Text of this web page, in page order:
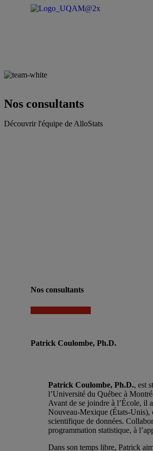
Nos consultants
Découvrir l'équipe de AlloStats
Nos consultants
Patrick Coulombe, Ph.D.
Patrick Coulombe, Ph.D., est
l’Université du Québec à
Avant de se joindre à l’École, il
Nouveau-Mexique (États-Unis),
scientifique de données.
programmation statistique, à
Dans son temps libre, Patrick